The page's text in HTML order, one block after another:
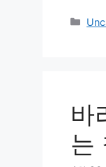
카
바
는